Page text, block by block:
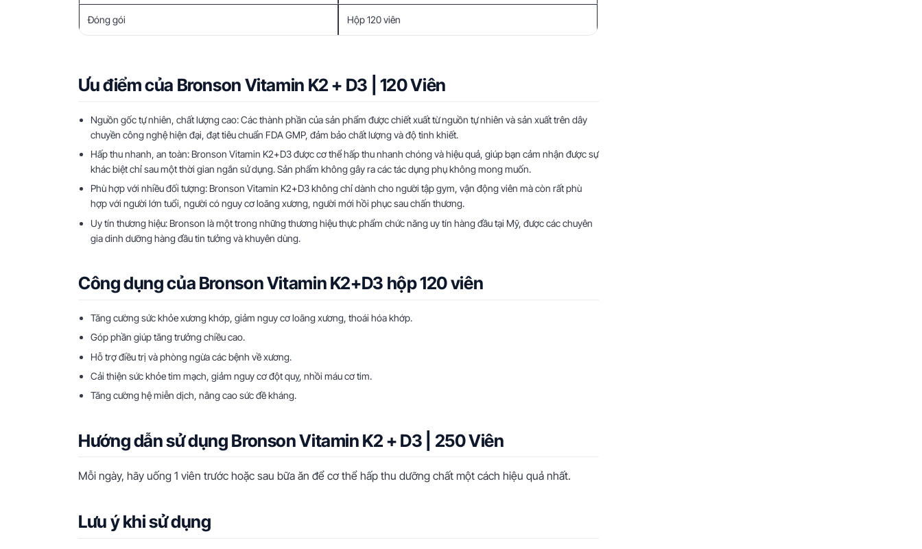
Đóng gói Hộp 120 viên
Ưu điểm của Bronson Vitamin K2 + D3 | 120 Viên
Nguồn gốc tự nhiên, chất lượng cao: Các thành phần của sản phẩm được chiết xuất từ nguồn tự nhiên và sản xuất trên dây
chuyền công nghệ hiện đại, đạt tiêu chuẩn FDA GMP, đảm bảo chất lượng và độ tinh khiết.
Hấp thu nhanh, an toàn: Bronson Vitamin K2+D3 được cơ thể hấp thu nhanh chóng và hiệu quả, giúp bạn cảm nhận được sự
khác biệt chỉ sau một thời gian ngắn sử dụng. Sản phẩm không gây ra các tác dụng phụ không mong muốn.
Phù hợp với nhiều đối tượng: Bronson Vitamin K2+D3 không chỉ dành cho người tập gym, vận động viên mà còn rất phù
hợp với người lớn tuổi, người có nguy cơ loãng xương, người mới hồi phục sau chấn thương.
Uy tín thương hiệu: Bronson là một trong những thương hiệu thực phẩm chức năng uy tín hàng đầu tại Mỹ, được các chuyên
gia dinh dưỡng hàng đầu tin tưởng và khuyên dùng.
Công dụng của Bronson Vitamin K2+D3 hộp 120 viên
Tăng cường sức khỏe xương khớp, giảm nguy cơ loãng xương, thoái hóa khớp.
Góp phần giúp tăng trưởng chiều cao.
Hỗ trợ điều trị và phòng ngừa các bệnh về xương.
Cải thiện sức khỏe tim mạch, giảm nguy cơ đột quỵ, nhồi máu cơ tim.
Tăng cường hệ miễn dịch, nâng cao sức đề kháng.
Hướng dẫn sử dụng Bronson Vitamin K2 + D3 | 250 Viên
Mỗi ngày, hãy uống 1 viên trước hoặc sau bữa ăn để cơ thể hấp thu dưỡng chất một cách hiệu quả nhất.
Lưu ý khi sử dụng